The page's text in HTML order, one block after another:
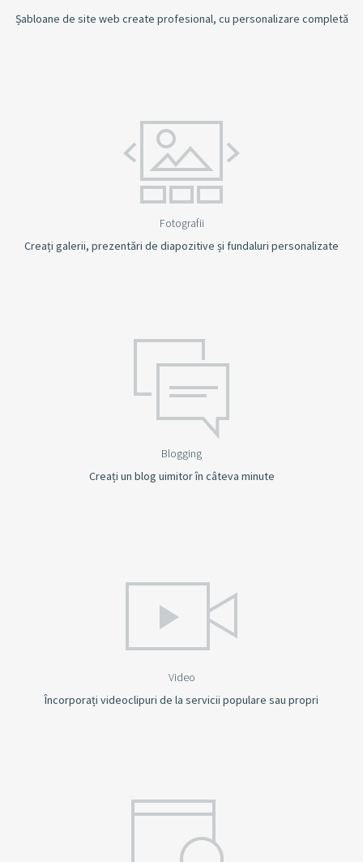
Șabloane de site web create profesional, cu personalizare completă
Fotografii
Creați galerii, prezentări de diapozitive și fundaluri personalizate
Blogging
Creați un blog uimitor în câteva minute
Video
Încorporați videoclipuri de la servicii populare sau propri